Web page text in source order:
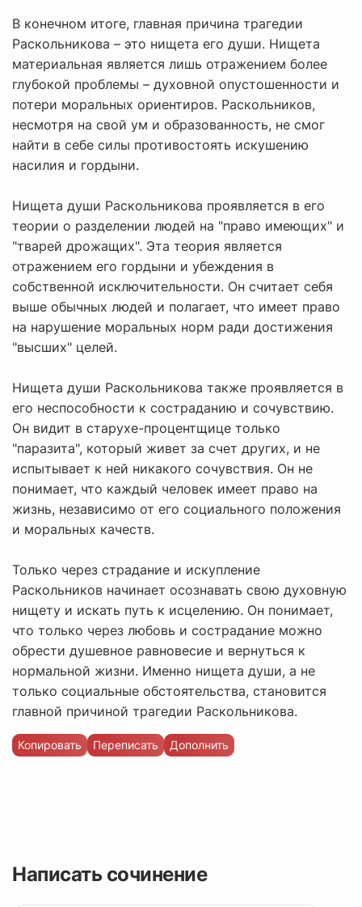
В конечном итоге, главная причина трагедии
Раскольникова – это нищета его души. Нищета
материальная является лишь отражением более
глубокой проблемы – духовной опустошенности и
потери моральных ориентиров. Раскольников,
несмотря на свой ум и образованность, не смог
найти в себе силы противостоять искушению
насилия и гордыни.
Нищета души Раскольникова проявляется в его
теории о разделении людей на "право имеющих" и
"тварей дрожащих". Эта теория является
отражением его гордыни и убеждения в
собственной исключительности. Он считает себя
выше обычных людей и полагает, что имеет право
на нарушение моральных норм ради достижения
"высших" целей.
Нищета души Раскольникова также проявляется в
его неспособности к состраданию и сочувствию.
Он видит в старухе-процентщице только
"паразита", который живет за счет других, и не
испытывает к ней никакого сочувствия. Он не
понимает, что каждый человек имеет право на
жизнь, независимо от его социального положения
и моральных качеств.
Только через страдание и искупление
Раскольников начинает осознавать свою духовную
нищету и искать путь к исцелению. Он понимает,
что только через любовь и сострадание можно
обрести душевное равновесие и вернуться к
нормальной жизни. Именно нищета души, а не
только социальные обстоятельства, становится
главной причиной трагедии Раскольникова.
Копировать Переписать Дополнить
Написать сочинение